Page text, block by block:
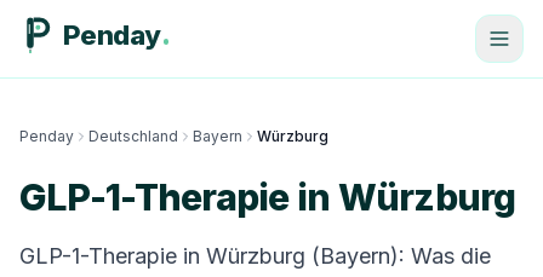
Penday
Penday Deutschland Bayern Würzburg
GLP-1-Therapie in Würzburg
GLP-1-Therapie in Würzburg (Bayern): Was die